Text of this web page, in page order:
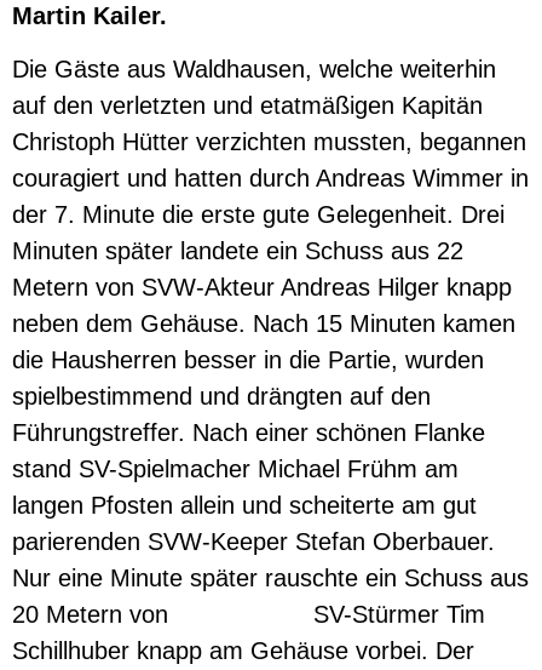
Martin Kailer.
Die Gäste aus Waldhausen, welche weiterhin
auf den verletzten und etatmäßigen Kapitän
Christoph Hütter verzichten mussten, begannen
couragiert und hatten durch Andreas Wimmer in
der 7. Minute die erste gute Gelegenheit. Drei
Minuten später landete ein Schuss aus 22
Metern von SVW-Akteur Andreas Hilger knapp
neben dem Gehäuse. Nach 15 Minuten kamen
die Hausherren besser in die Partie, wurden
spielbestimmend und drängten auf den
Führungstreffer. Nach einer schönen Flanke
stand SV-Spielmacher Michael Frühm am
langen Pfosten allein und scheiterte am gut
parierenden SVW-Keeper Stefan Oberbauer.
Nur eine Minute später rauschte ein Schuss aus
20 Metern von SV-Stürmer Tim
Schillhuber knapp am Gehäuse vorbei. Der